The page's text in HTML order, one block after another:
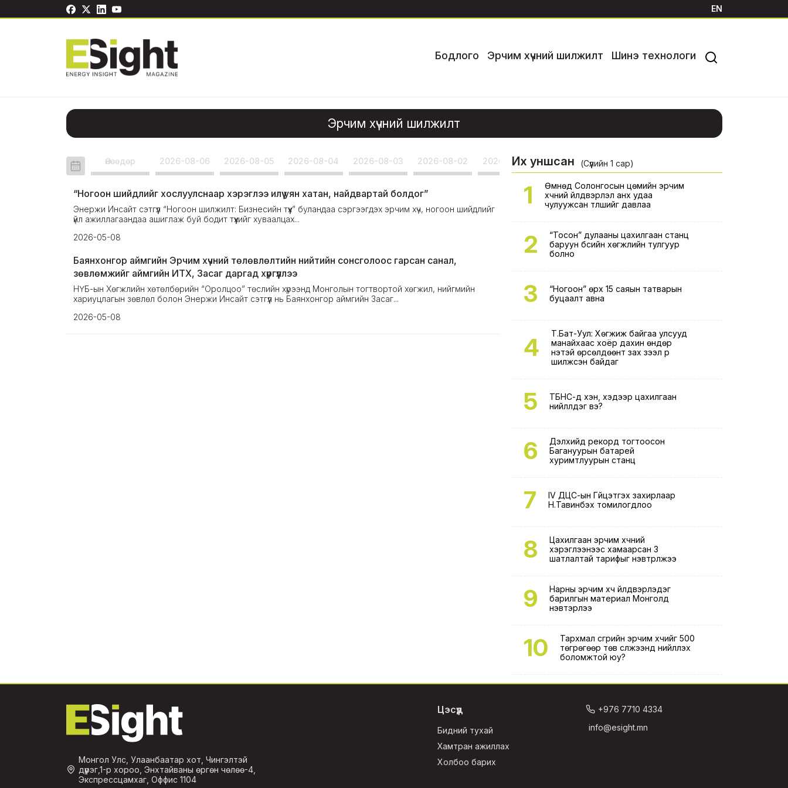
EN
Бодлого Эрчим хүчний шилжилт Шинэ технологи
Эрчим хүчний шилжилт
Өнөөдөр 2026-08-06 2026-08-05 2026-08-04 2026-08-03 2026-08-02 2026-08-01 2026-07-31 2026-07-30
“Ногоон шийдлийг хослуулснаар хэрэглээ илүү уян хатан, найдвартай болдог”
Энержи Инсайт сэтгүүл “Ногоон шилжилт: Бизнесийн түүх” буландаа сэргээгдэх эрчим хүч, ногоон шийдлийг
үйл ажиллагаандаа ашиглаж буй бодит түүхийг хуваалцах...
2026-05-08
Баянхонгор аймгийн Эрчим хүчний төлөвлөлтийн нийтийн сонсголоос гарсан санал,
зөвлөмжийг аймгийн ИТХ, Засаг даргад хүргүүллээ
НҮБ-ын Хөгжлийн хөтөлбөрийн “Оролцоо” төслийн хүрээнд Монголын тогтвортой хөгжил, нийгмийн
хариуцлагын зөвлөл болон Энержи Инсайт сэтгүүл нь Баянхонгор аймгийн Засаг...
2026-05-08
Их уншсан (Сүүлийн 1 сар)
1
Өмнөд Солонгосын цөмийн эрчим
хүчний үйлдвэрлэл анх удаа
чулуужсан түлшийг давлаа
2
“Тосон” дулааны цахилгаан станц
баруун бүсийн хөгжлийн тулгуур
болно
3
“Ногоон” өрх 15 саяын татварын
буцаалт авна
4
Т.Бат-Уул: Хөгжиж байгаа улсууд
манайхаас хоёр дахин өндөр
үнэтэй өрсөлдөөнт зах зээл рүү
шилжсэн байдаг
5
ТБНС-д хэн, хэдээр цахилгаан
нийлүүлдэг вэ?
6
Дэлхийд рекорд тогтоосон
Багануурын батарей
хуримтлуурын станц
7
IV ДЦС-ын Гүйцэтгэх захирлаар
Н.Тавинбэх томилогдлоо
8
Цахилгаан эрчим хүчний
хэрэглээнээс хамаарсан 3
шатлалтай тарифыг нэвтрүүлжээ
9
Нарны эрчим хүч үйлдвэрлэдэг
барилгын материал Монголд
нэвтэрлээ
10
Тархмал үүсгүүрийн эрчим хүчийг 500
төгрөгөөр төв сүлжээнд нийлүүлэх
боломжтой юу?
Монгол Улс, Улаанбаатар хот, Чингэлтэй
дүүрэг,1-р хороо, Энхтайваны өргөн чөлөө-4,
Экспрессцамхаг, Оффис 1104
Цэсүүд
Бидний тухай
Хамтран ажиллах
Холбоо барих
+976 7710 4334
info@esight.mn